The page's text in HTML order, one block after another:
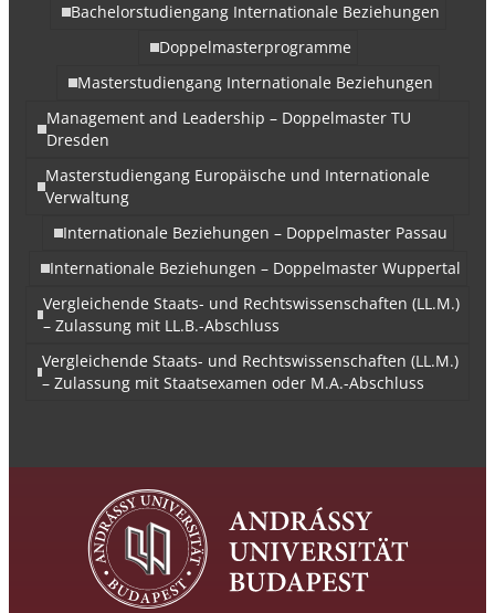
Bachelorstudiengang Internationale Beziehungen
Doppelmasterprogramme
Masterstudiengang Internationale Beziehungen
Management and Leadership – Doppelmaster TU
Dresden
Masterstudiengang Europäische und Internationale
Verwaltung
Internationale Beziehungen – Doppelmaster Passau
Internationale Beziehungen – Doppelmaster Wuppertal
Vergleichende Staats- und Rechtswissenschaften (LL.M.)
– Zulassung mit LL.B.-Abschluss
Vergleichende Staats- und Rechtswissenschaften (LL.M.)
– Zulassung mit Staatsexamen oder M.A.-Abschluss